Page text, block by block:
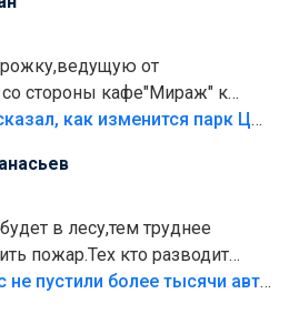
от
со стороны кафе"Мираж" к
доделать?А то бордюры
еще,видимо,часть
Глава Тольятти рассказал, как изменится парк Центрального района
в лесу,тем труднее
пожар.Тех кто разводит
штрафовать.Камер полно
В тольяттинский лес не пустили более тысячи автомобилей